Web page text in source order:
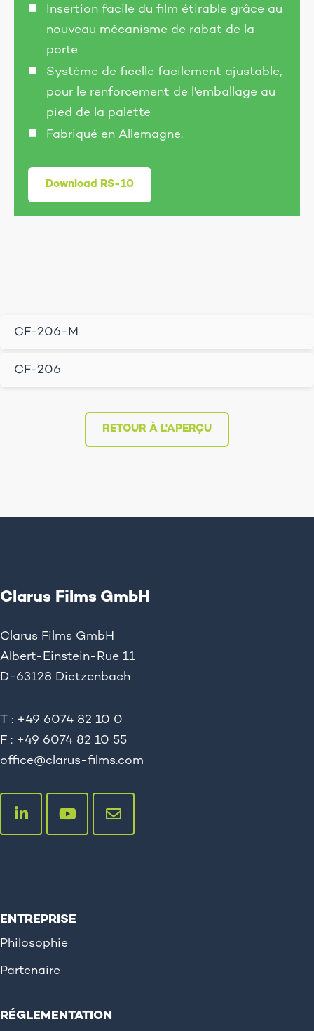
Insertion facile du film étirable grâce au
nouveau mécanisme de rabat de la
porte
Système de ficelle facilement ajustable,
pour le renforcement de l'emballage au
pied de la palette
Fabriqué en Allemagne.
Download RS-10
CF-206-M
CF-206
RETOUR À L'APERÇU
Clarus Films GmbH
Clarus Films GmbH
Albert-Einstein-Rue 11
D-63128 Dietzenbach
T : +49 6074 82 10 0
F : +49 6074 82 10 55
office@clarus-films.com
ENTREPRISE
Philosophie
Partenaire
RÉGLEMENTATION